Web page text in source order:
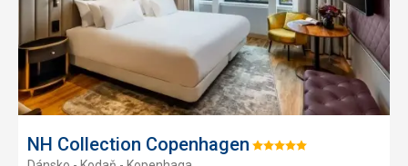
NH Collection Copenhagen Hodnotenie: